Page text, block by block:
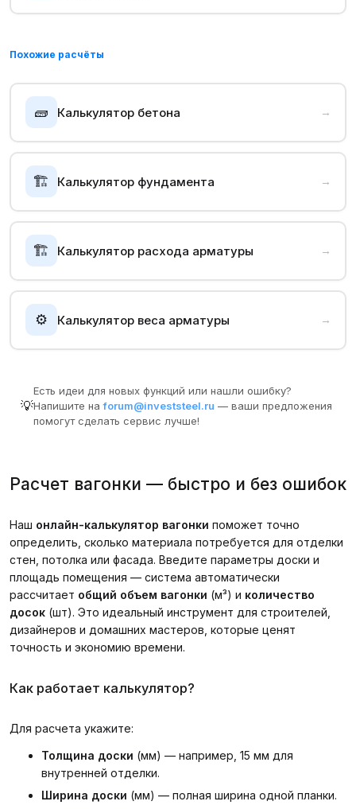
Похожие расчёты
🧱 Калькулятор бетона →
🏗️ Калькулятор фундамента →
🏗️ Калькулятор расхода арматуры →
⚙️ Калькулятор веса арматуры →
💡
Есть идеи для новых функций или нашли ошибку?
Напишите на forum@investsteel.ru — ваши предложения
помогут сделать сервис лучше!
Расчет вагонки — быстро и без ошибок
Наш онлайн-калькулятор вагонки поможет точно
определить, сколько материала потребуется для отделки
стен, потолка или фасада. Введите параметры доски и
площадь помещения — система автоматически
рассчитает общий объем вагонки (м³) и количество
досок (шт). Это идеальный инструмент для строителей,
дизайнеров и домашних мастеров, которые ценят
точность и экономию времени.
Как работает калькулятор?
Для расчета укажите:
Толщина доски (мм) — например, 15 мм для
внутренней отделки.
Ширина доски (мм) — полная ширина одной планки.